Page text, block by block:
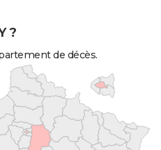
?
de décès.